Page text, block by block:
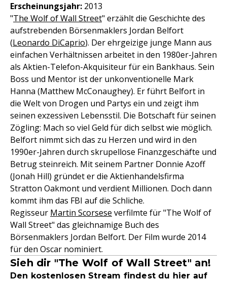
Erscheinungsjahr: 2013
"The Wolf of Wall Street" erzählt die Geschichte des
aufstrebenden Börsenmaklers Jordan Belfort
(Leonardo DiCaprio). Der ehrgeizige junge Mann aus
einfachen Verhältnissen arbeitet in den 1980er-Jahren
als Aktien-Telefon-Akquisiteur für ein Bankhaus. Sein
Boss und Mentor ist der unkonventionelle Mark
Hanna (Matthew McConaughey). Er führt Belfort in
die Welt von Drogen und Partys ein und zeigt ihm
seinen exzessiven Lebensstil. Die Botschaft für seinen
Zögling: Mach so viel Geld für dich selbst wie möglich.
Belfort nimmt sich das zu Herzen und wird in den
1990er-Jahren durch skrupellose Finanzgeschäfte und
Betrug steinreich. Mit seinem Partner Donnie Azoff
(Jonah Hill) gründet er die Aktienhandelsfirma
Stratton Oakmont und verdient Millionen. Doch dann
kommt ihm das FBI auf die Schliche.
Regisseur Martin Scorsese verfilmte für "The Wolf of
Wall Street" das gleichnamige Buch des
Börsenmaklers Jordan Belfort. Der Film wurde 2014
für den Oscar nominiert.
Sieh dir "The Wolf of Wall Street" an!
Den kostenlosen Stream findest du hier auf